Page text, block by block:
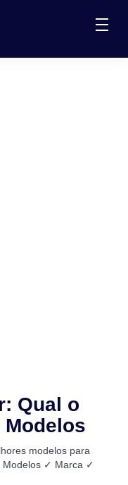
Qual o
Modelos
modelos para
✓ Marca ✓